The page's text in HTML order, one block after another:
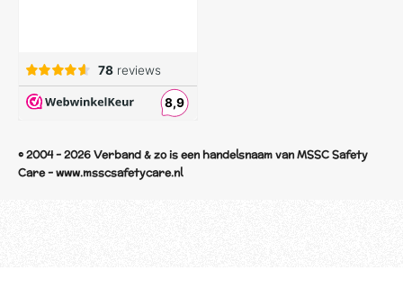
© 2004 - 2026 Verband & zo is een handelsnaam van MSSC Safety
Care - www.msscsafetycare.nl